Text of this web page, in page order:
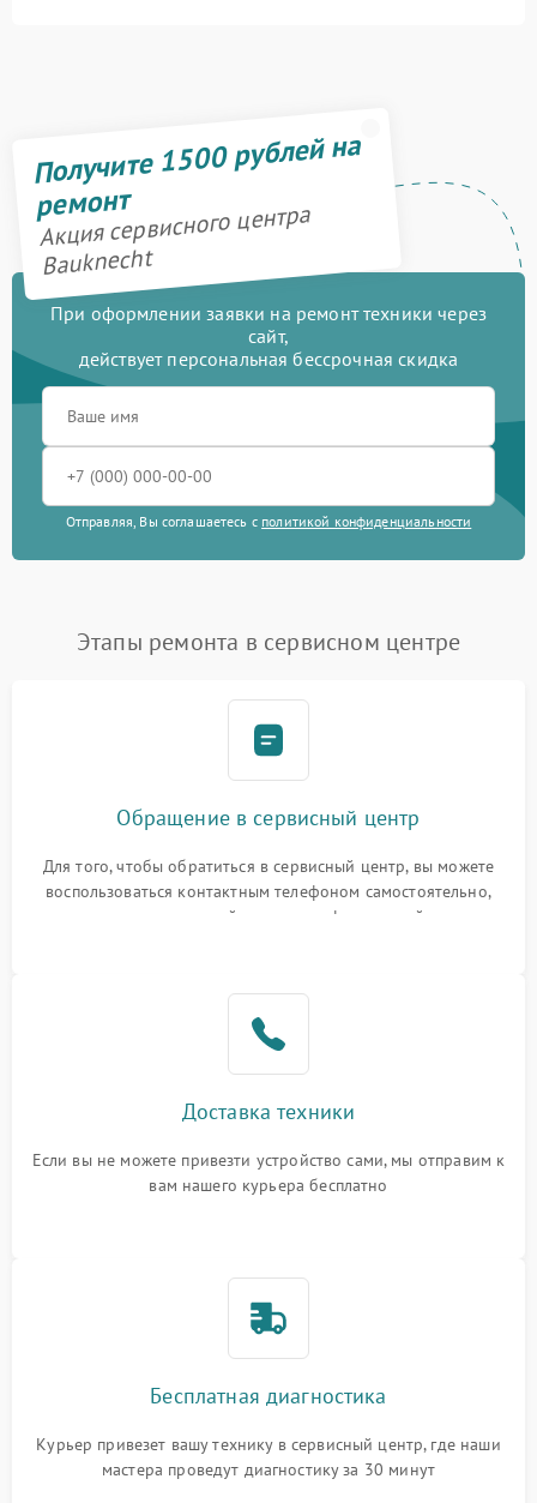
Получите 1500 рублей на
ремонт
Акция сервисного центра
Bauknecht
При оформлении заявки на ремонт техники через
сайт,
действует персональная бессрочная скидка
Отправляя, Вы соглашаетесь с политикой конфиденциальности
Этапы ремонта в сервисном центре
Обращение в сервисный центр
Для того, чтобы обратиться в сервисный центр, вы можете
воспользоваться контактным телефоном самостоятельно,
или оставить свой номер телефона на сайте
Доставка техники
Если вы не можете привезти устройство сами, мы отправим к
вам нашего курьера бесплатно
Бесплатная диагностика
Курьер привезет вашу технику в сервисный центр, где наши
мастера проведут диагностику за 30 минут